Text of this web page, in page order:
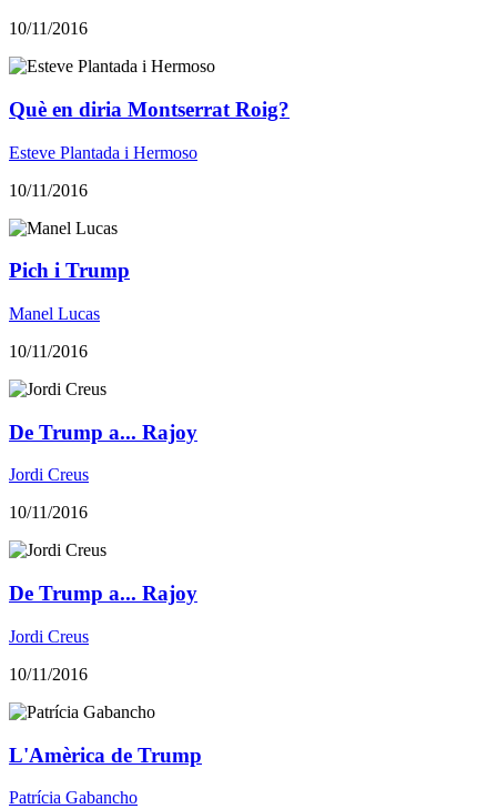
10/11/2016
Què en diria Montserrat Roig?
Esteve Plantada i Hermoso
10/11/2016
Pich i Trump
Manel Lucas
10/11/2016
De Trump a... Rajoy
Jordi Creus
10/11/2016
De Trump a... Rajoy
Jordi Creus
10/11/2016
L'Amèrica de Trump
Patrícia Gabancho